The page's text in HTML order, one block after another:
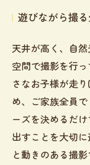
遊びながら撮
天井が高く、自
空間で撮影を行
さなお子様が走
め、ご家族全員
ーズを決めるだ
出すことを大切
と動きのある撮